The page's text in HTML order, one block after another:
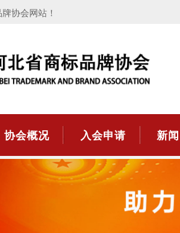
协会网站！
协会概况 入会申请 新